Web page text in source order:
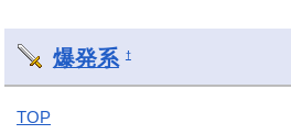
爆発系 †
TOP